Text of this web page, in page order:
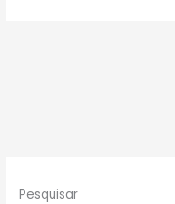
Pesquisar